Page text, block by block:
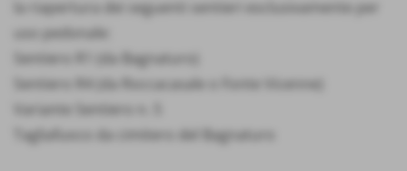
la riapertura dei seguenti sentieri esclusivamente per
uso pedonale:
Sentiero R1 (da Bagnaturo)
Sentiero R4 (da Roccacasale o Fonte Vicenne)
Variante Sentiero n. 5
Tagliafuoco da cimitero del Bagnaturo